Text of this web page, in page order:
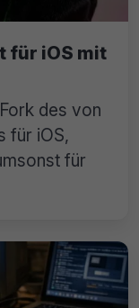
für iOS mit
des von
für iOS,
für